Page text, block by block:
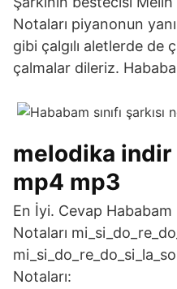
Notaları piyanonun
gibi çalgılı aletlerde de
çalmalar dileriz.
melodika
mp4 mp3
En İyi. Cevap Hababam
Notaları
Notaları: